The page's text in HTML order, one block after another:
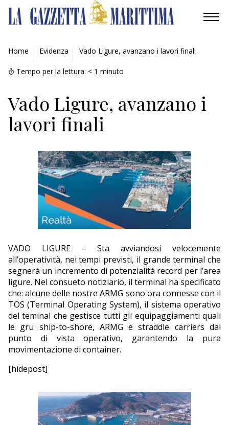
AMBIENTE
MOBILITÀ
INDUSTRIA
RICERCA
TURISMO
CULTURA
NAUTICA
EDITORIALI
Home Evidenza Vado Ligure, avanzano i lavori finali
Tempo per la lettura: < 1 minuto
Vado Ligure, avanzano i
lavori finali
VADO LIGURE – Sta avviandosi velocemente
all’operatività, nei tempi previsti, il grande terminal che
segnerà un incremento di potenzialità record per l’area
ligure. Nel consueto notiziario, il terminal ha specificato
che: alcune delle nostre ARMG sono ora connesse con il
TOS (Terminal Operating System), il sistema operativo
del teminal che gestisce tutti gli equipaggiamenti quali
le gru ship-to-shore, ARMG e straddle carriers dal
punto di vista operativo, garantendo la pura
movimentazione di container.
[hidepost]